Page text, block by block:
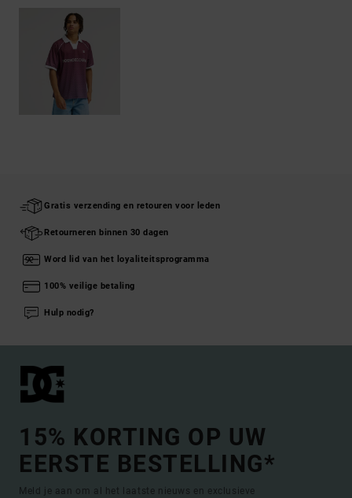
Gratis verzending en retouren voor leden
Retourneren binnen 30 dagen
Word lid van het loyaliteitsprogramma
100% veilige betaling
Hulp nodig?
15% KORTING OP UW
EERSTE BESTELLING*
Meld je aan om al het laatste nieuws en exclusieve